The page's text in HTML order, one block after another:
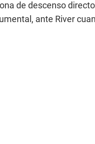
de descenso
ante River